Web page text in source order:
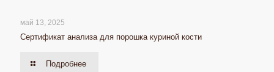
май 13, 2025
Сертификат анализа для порошка куриной кости
Подробнее